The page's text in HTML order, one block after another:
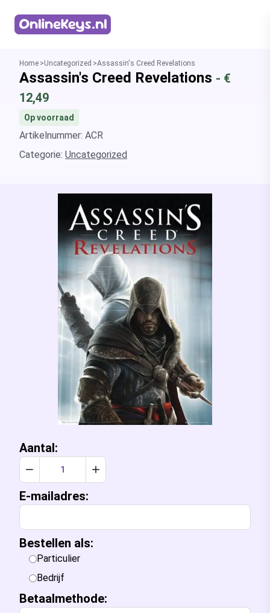
Home Uncategorized Assassin's Creed Revelations
Assassin's Creed Revelations - €
12,49
Op voorraad
Artikelnummer: ACR
Categorie: Uncategorized
Aantal:
Verlaag aantal met 1Verhoog aantal met 1
E-mailadres:
Bestellen als:
Particulier
Bedrijf
Betaalmethode: